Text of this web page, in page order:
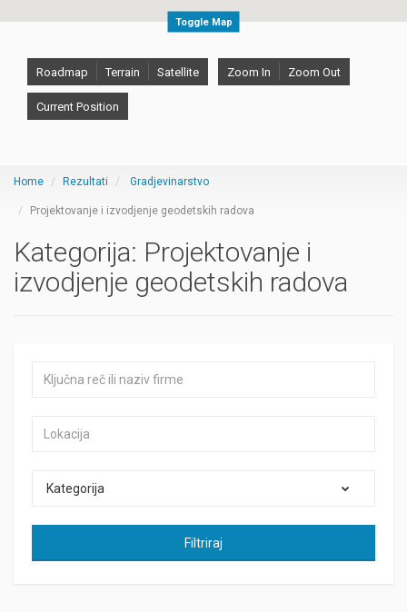
Toggle Map
Roadmap Terrain Satellite Zoom In Zoom Out
Current Position
Home Rezultati Gradjevinarstvo
Projektovanje i izvodjenje geodetskih radova
Kategorija: Projektovanje i
izvodjenje geodetskih radova
Kategorija
Filtriraj